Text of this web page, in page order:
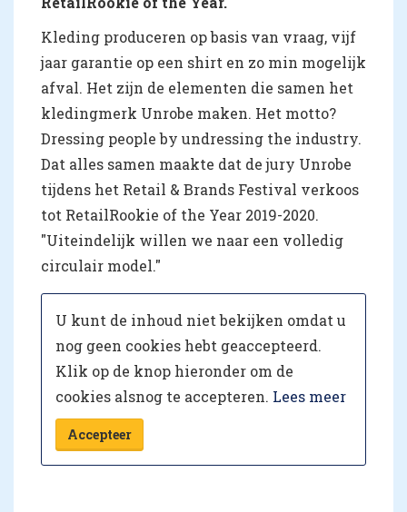
Kleding produceren op basis van vraag, vijf
jaar garantie op een shirt en zo min mogelijk
afval. Het zijn de elementen die samen het
kledingmerk Unrobe maken. Het motto?
Dressing people by undressing the industry.
Dat alles samen maakte dat de jury Unrobe
tijdens het Retail & Brands Festival verkoos
tot RetailRookie of the Year 2019-2020.
"Uiteindelijk willen we naar een volledig
circulair model."
U kunt de inhoud niet bekijken omdat u
nog geen cookies hebt geaccepteerd.
Klik op de knop hieronder om de
cookies alsnog te accepteren. Lees meer
Accepteer